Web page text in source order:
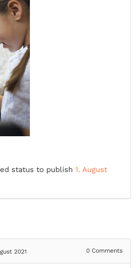
status to publish 1. August
2021 0 Comments